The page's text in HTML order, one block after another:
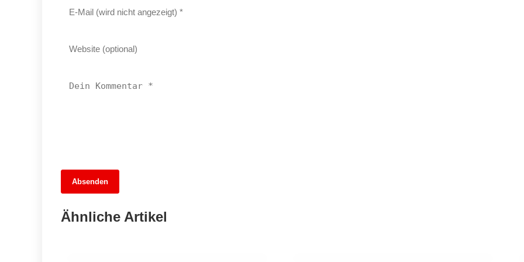
Absenden
Ähnliche Artikel
13. Juni 2026
Brandenburgs Bauernfest: Ein Tag voller